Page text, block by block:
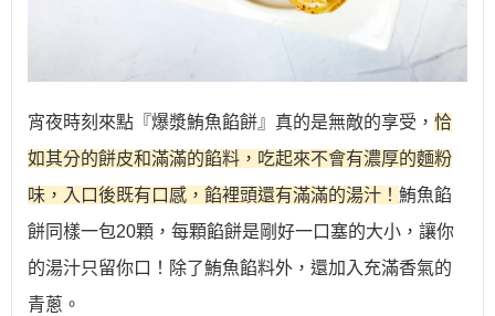
宵夜時刻來點『爆漿鮪魚餡餅』真的是無敵的享受， 恰
如其分的餅皮和滿滿的餡料，吃起來不會有濃厚的麵粉
味，入口後既有口感，餡裡頭還有滿滿的湯汁！ 鮪魚餡
餅同樣一包20顆，每顆餡餅是剛好一口塞的大小，讓你
的湯汁只留你口！除了鮪魚餡料外，還加入充滿香氣的
青蔥。